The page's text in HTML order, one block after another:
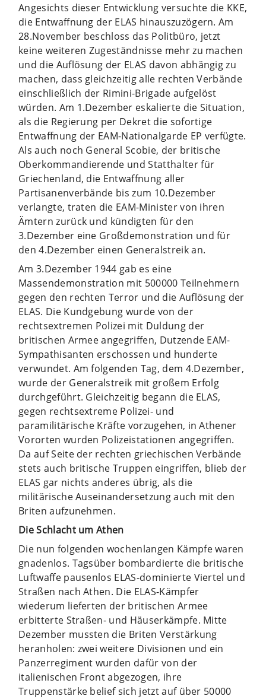
Angesichts dieser Entwicklung versuchte die KKE,
die Entwaffnung der ELAS hinauszuzögern. Am
28.November beschloss das Politbüro, jetzt
keine weiteren Zugeständnisse mehr zu machen
und die Auflösung der ELAS davon abhängig zu
machen, dass gleichzeitig alle rechten Verbände
einschließlich der Rimini-Brigade aufgelöst
würden. Am 1.Dezember eskalierte die Situation,
als die Regierung per Dekret die sofortige
Entwaffnung der EAM-Nationalgarde EP verfügte.
Als auch noch General Scobie, der britische
Oberkommandierende und Statthalter für
Griechenland, die Entwaffnung aller
Partisanenverbände bis zum 10.Dezember
verlangte, traten die EAM-Minister von ihren
Ämtern zurück und kündigten für den
3.Dezember eine Großdemonstration und für
den 4.Dezember einen Generalstreik an.
Am 3.Dezember 1944 gab es eine
Massendemonstration mit 500000 Teilnehmern
gegen den rechten Terror und die Auflösung der
ELAS. Die Kundgebung wurde von der
rechtsextremen Polizei mit Duldung der
britischen Armee angegriffen, Dutzende EAM-
Sympathisanten erschossen und hunderte
verwundet. Am folgenden Tag, dem 4.Dezember,
wurde der Generalstreik mit großem Erfolg
durchgeführt. Gleichzeitig begann die ELAS,
gegen rechtsextreme Polizei- und
paramilitärische Kräfte vorzugehen, in Athener
Vororten wurden Polizeistationen angegriffen.
Da auf Seite der rechten griechischen Verbände
stets auch britische Truppen eingriffen, blieb der
ELAS gar nichts anderes übrig, als die
militärische Auseinandersetzung auch mit den
Briten aufzunehmen.
Die Schlacht um Athen
Die nun folgenden wochenlangen Kämpfe waren
gnadenlos. Tagsüber bombardierte die britische
Luftwaffe pausenlos ELAS-dominierte Viertel und
Straßen nach Athen. Die ELAS-Kämpfer
wiederum lieferten der britischen Armee
erbitterte Straßen- und Häuserkämpfe. Mitte
Dezember mussten die Briten Verstärkung
heranholen: zwei weitere Divisionen und ein
Panzerregiment wurden dafür von der
italienischen Front abgezogen, ihre
Truppenstärke belief sich jetzt auf über 50000